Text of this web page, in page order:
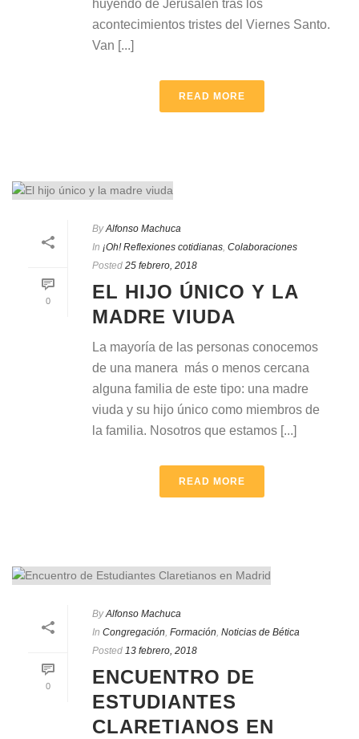
huyendo de Jerusalén tras los
acontecimientos tristes del Viernes Santo.
Van [...]
READ MORE
0
By Alfonso Machuca
In ¡Oh! Reflexiones cotidianas, Colaboraciones
Posted 25 febrero, 2018
EL HIJO ÚNICO Y LA
MADRE VIUDA
La mayoría de las personas conocemos
de una manera más o menos cercana
alguna familia de este tipo: una madre
viuda y su hijo único como miembros de
la familia. Nosotros que estamos [...]
READ MORE
0
By Alfonso Machuca
In Congregación, Formación, Noticias de Bética
Posted 13 febrero, 2018
ENCUENTRO DE
ESTUDIANTES
CLARETIANOS EN